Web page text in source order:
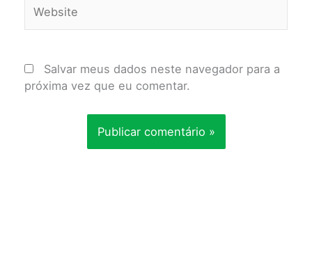
Salvar meus dados neste navegador para a
próxima vez que eu comentar.